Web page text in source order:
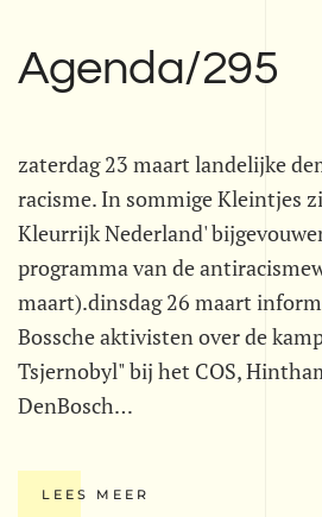
Agenda/295
zaterdag 23 maart landelijke
racisme. In sommige Kleintjes
Kleurrijk Nederland'
programma van de
maart).dinsdag 26 maart
Bossche aktivisten over de
Tsjernobyl" bij het COS,
DenBosch…
LEES MEER